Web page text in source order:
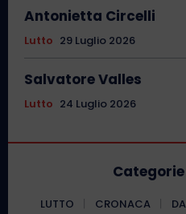
Antonietta Circelli
Lutto 29 Luglio 2026
Salvatore Valles
Lutto 24 Luglio 2026
LUTTO CRONACA